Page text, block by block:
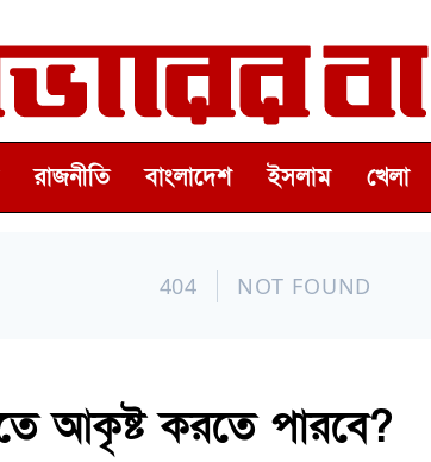
রাজনীতি বাংলাদেশ ইসলাম খেলা
আকৃষ্ট করতে পারবে?